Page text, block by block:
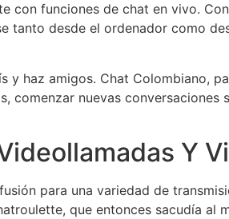
con funciones de chat en vivo.
desde el ordenador como
haz amigos. Chat Colombiano,
comenzar nuevas
Y
para una variedad de
que entonces sacudía